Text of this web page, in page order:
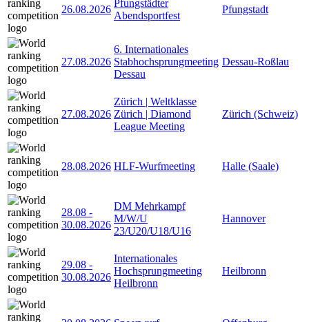
26.08.2026
Pfungstädter
Abendsportfest
Pfungstadt
27.08.2026
6. Internationales
Stabhochsprungmeeting
Dessau
Dessau-Roßlau
27.08.2026
Zürich | Weltklasse
Zürich | Diamond
League Meeting
Zürich (Schweiz)
28.08.2026 HLF-Wurfmeeting Halle (Saale)
28.08 -
30.08.2026
DM Mehrkampf
M/W/U
23/U20/U18/U16
Hannover
29.08 -
30.08.2026
Internationales
Hochsprungmeeting
Heilbronn
Heilbronn